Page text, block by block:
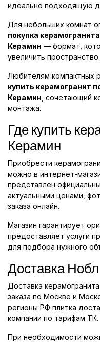
идеально подходящую
Для небольших комнат
покупка
Керамин — формат,
увеличить пространство.
Любителям компактных
купить керамогранит
Керамин, сочетающий
монтажа.
Где купить
Керамин
Приобрести
можно в интернет-
представлен
актуальными ценами,
заказа онлайн.
Магазин гарантирует
предоставляет услуги
для подбора нужного
Доставка
Доставка
заказа по Москве и
регионы РФ плитка
компании по тарифам ТК.
При необходимости